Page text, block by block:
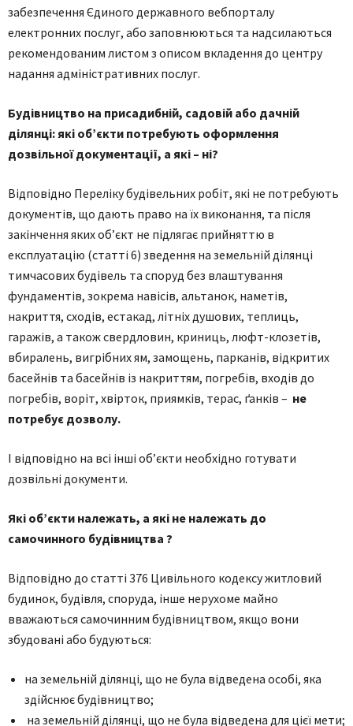
забезпечення Єдиного державного вебпорталу
електронних послуг, або заповнюються та надсилаються
рекомендованим листом з описом вкладення до центру
надання адміністративних послуг.
Будівництво на присадибній, садовій або дачній
ділянці: які об’єкти потребують оформлення
дозвільної документації, а які – ні?
Відповідно Переліку будівельних робіт, які не потребують
документів, що дають право на їх виконання, та після
закінчення яких об’єкт не підлягає прийняттю в
експлуатацію (статті 6) зведення на земельній ділянці
тимчасових будівель та споруд без влаштування
фундаментів, зокрема навісів, альтанок, наметів,
накриття, сходів, естакад, літніх душових, теплиць,
гаражів, а також свердловин, криниць, люфт-клозетів,
вбиралень, вигрібних ям, замощень, парканів, відкритих
басейнів та басейнів із накриттям, погребів, входів до
погребів, воріт, хвірток, приямків, терас, ґанків – не
потребує дозволу.
І відповідно на всі інші об’єкти необхідно готувати
дозвільні документи.
Які об’єкти належать, а які не належать до
самочинного будівництва ?
Відповідно до статті 376 Цивільного кодексу житловий
будинок, будівля, споруда, інше нерухоме майно
вважаються самочинним будівництвом, якщо вони
збудовані або будуються:
на земельній ділянці, що не була відведена особі, яка
здійснює будівництво;
на земельній ділянці, що не була відведена для цієї мети;